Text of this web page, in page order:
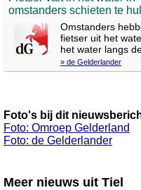
omstanders schieten te
Omstanders
fietser uit het
het water langs
» de Gelderlander
Foto's bij dit
Foto: Omroep Gelderland
Foto: de Gelderlander
Meer nieuws uit Tiel